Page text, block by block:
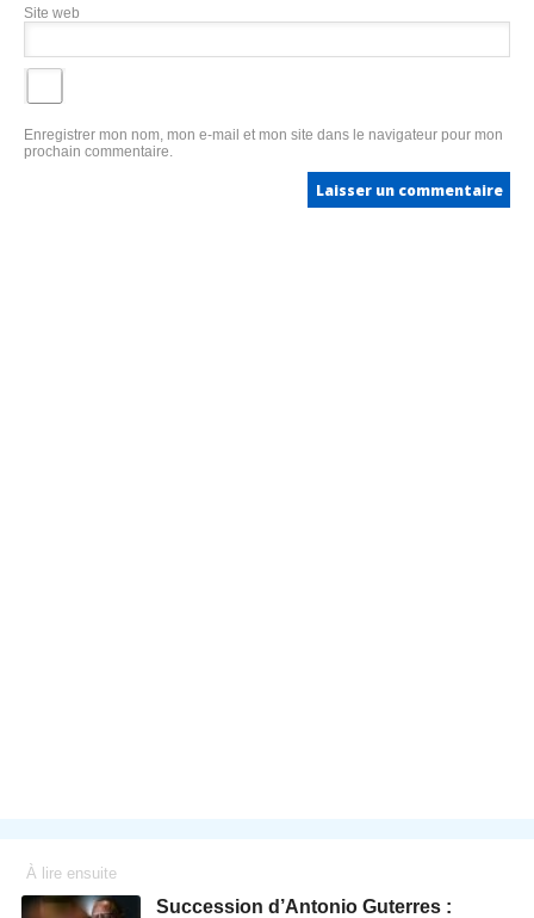
Site web
Enregistrer mon nom, mon e-mail et mon site dans le navigateur pour mon
prochain commentaire.
À lire ensuite
Succession d’Antonio Guterres :